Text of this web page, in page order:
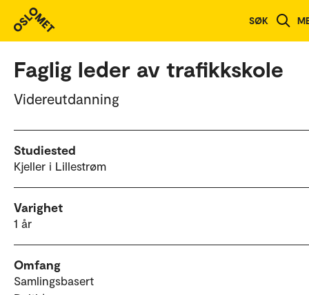
SØK
Studieoversikt
Faglig leder av trafikkskole
Videreutdanning
Studiested
Kjeller i Lillestrøm
Varighet
1 år
Omfang
Samlingsbasert